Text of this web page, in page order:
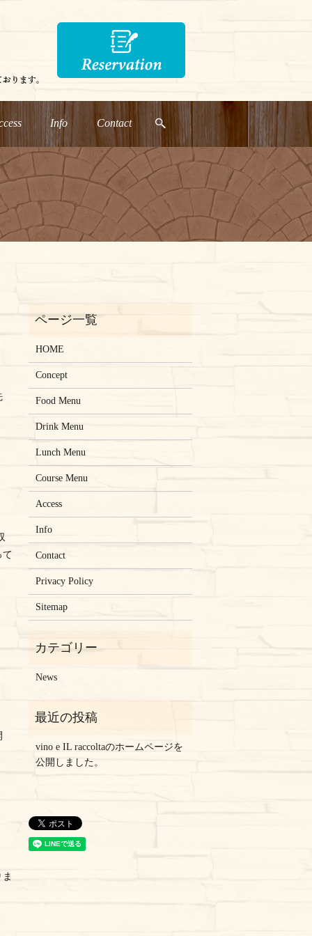
Info Contact
て
HOME
Concept
Food Menu
Drink Menu
Lunch Menu
Course Menu
Access
Info
Contact
Privacy Policy
Sitemap
News
vino e IL raccoltaのホームページを
公開しました。